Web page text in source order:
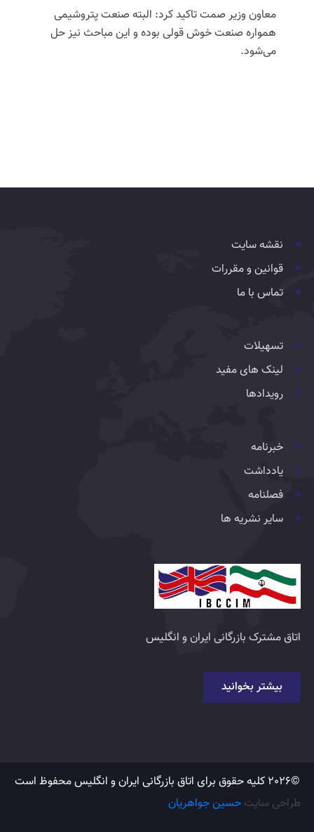
معاون وزیر صمتتاکید کرد: البته صنعت پتروشیمی
همواره صنعت خوشقولی بوده و این مباحث نیز حل
می‌شود.
نقشه سایت
قوانین و مقررات
تماس با ما
تسهیلات
لینک های مفید
رویدادها
خبرنامه
یادداشت
فصلنامه
سایر نشریه ها
اتاق مشترک بازرگانی ایران و انگلیس
بیشتر بخوانید
©2026 کلیه حقوق برای اتاق بازرگانی ایران و انگلیس محفوظ است
طراحی سایت حسین جواهریان